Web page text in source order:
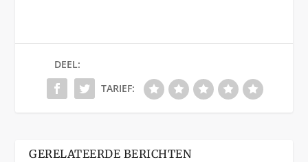
DEEL:
TARIEF:
GERELATEERDE BERICHTEN